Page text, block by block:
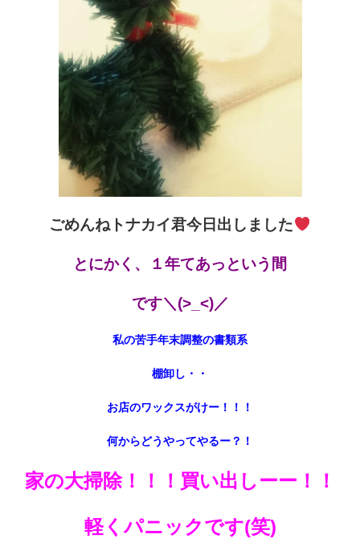
ごめんねトナカイ君今日出しました
とにかく、１年てあっという間
です＼(>_<)／
私の苦手年末調整の書類系
棚卸し・・
お店のワックスがけー！！！
何からどうやってやるー？！
家の大掃除！！！買い出しーー！！
軽くパニックです(笑)